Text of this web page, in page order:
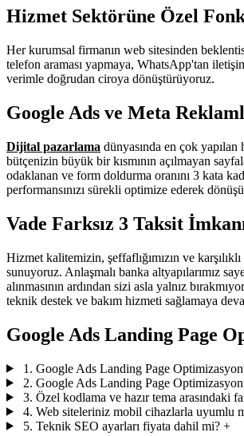
Hizmet Sektörüne Özel
Her kurumsal firmanın web sitesinden
telefon araması yapmaya, WhatsApp'tan
verimle doğrudan ciroya dönüştürüyoruz.
Google Ads ve Meta
Dijital pazarlama dünyasında en çok
bütçenizin büyük bir kısmının açılmayan
odaklanan ve form doldurma oranını 3 kata
performansınızı sürekli optimize ederek
Vade Farksız 3 Taksit
Hizmet kalitemizin, şeffaflığımızın ve
sunuyoruz. Anlaşmalı banka altyapılarımız
alınmasının ardından sizi asla yalnız
teknik destek ve bakım hizmeti sağlamaya
Google Ads Landing Page
1. Google Ads Landing Page
2. Google Ads Landing Page
3. Özel kodlama ve hazır tema arasındaki
4. Web siteleriniz mobil cihazlarla uyumlu
5. Teknik SEO ayarları fiyata dahil mi? +